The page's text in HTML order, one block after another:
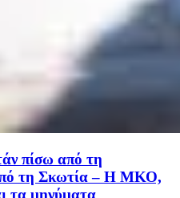
πίσω από τη
τη Σκωτία – Η ΜΚΟ,
τα μηνύματα